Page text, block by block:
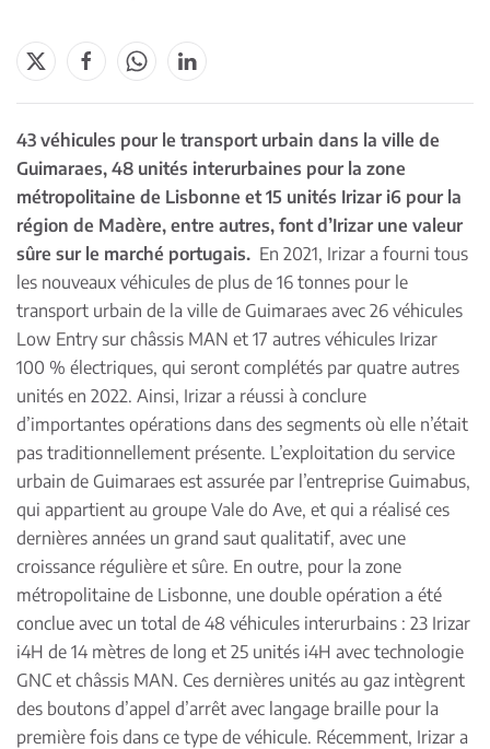
43 véhicules pour le transport urbain dans la ville de
Guimaraes, 48 unités interurbaines pour la zone
métropolitaine de Lisbonne et 15 unités Irizar i6 pour la
région de Madère, entre autres, font d’Irizar une valeur
sûre sur le marché portugais. En 2021, Irizar a fourni tous
les nouveaux véhicules de plus de 16 tonnes pour le
transport urbain de la ville de Guimaraes avec 26 véhicules
Low Entry sur châssis MAN et 17 autres véhicules Irizar
100 % électriques, qui seront complétés par quatre autres
unités en 2022. Ainsi, Irizar a réussi à conclure
d’importantes opérations dans des segments où elle n’était
pas traditionnellement présente. L’exploitation du service
urbain de Guimaraes est assurée par l’entreprise Guimabus,
qui appartient au groupe Vale do Ave, et qui a réalisé ces
dernières années un grand saut qualitatif, avec une
croissance régulière et sûre. En outre, pour la zone
métropolitaine de Lisbonne, une double opération a été
conclue avec un total de 48 véhicules interurbains : 23 Irizar
i4H de 14 mètres de long et 25 unités i4H avec technologie
GNC et châssis MAN. Ces dernières unités au gaz intègrent
des boutons d’appel d’arrêt avec langage braille pour la
première fois dans ce type de véhicule. Récemment, Irizar a